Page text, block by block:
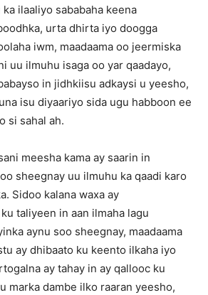
ilaaliyo sababaha keena
urta dhirta iyo doogga
iwm, maadaama oo jeermiska
uu ilmuhu isaga oo yar qaadayo,
in jidhkiisu adkaysi u yeesho,
isu diyaariyo sida ugu habboon ee
si sahal ah.
meesha kama ay saarin in
sheegnay uu ilmuhu ka qaadi karo
Sidoo kalana waxa ay
taliyeen in aan ilmaha lagu
aynu soo sheegnay, maadaama
ay dhibaato ku keento ilkaha iyo
ay tahay in ay qallooc ku
marka dambe ilko raaran yeesho,